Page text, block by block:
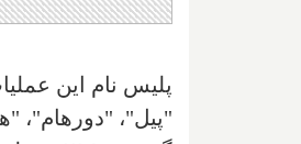
پلیس نام این
"پیل"،